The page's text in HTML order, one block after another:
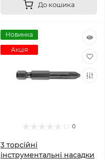
До кошика
Новинка
Акція
0
3 торсійні
інструментальні насадки